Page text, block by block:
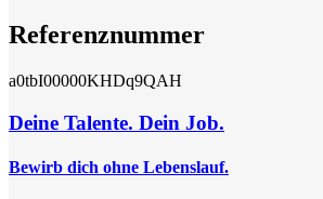
Referenznummer
a0tbI00000KHDq9QAH
Deine Talente. Dein Job.
Bewirb dich ohne Lebenslauf.